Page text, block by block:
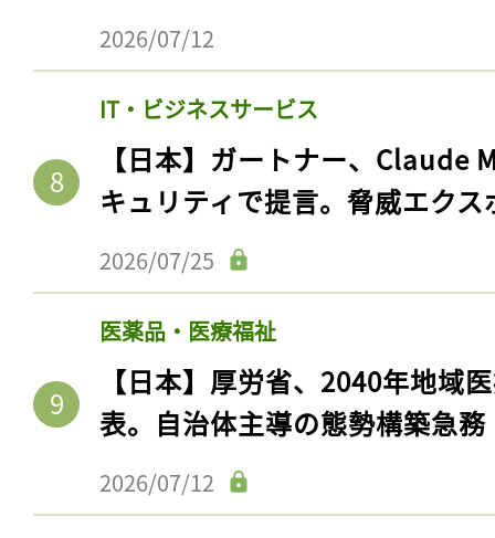
2026/07/12
IT・ビジネスサービス
【日本】ガートナー、Claude
キュリティで提言。脅威エク
2026/07/25
医薬品・医療福祉
【日本】厚労省、2040年地域
表。自治体主導の態勢構築急務
2026/07/12